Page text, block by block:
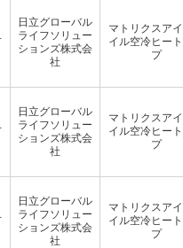
日立グローバル
ライフソリュー
ションズ株式会
社
マトリクスア
イル空冷ヒー
プ
日立グローバル
ライフソリュー
ションズ株式会
社
マトリクスア
イル空冷ヒー
プ
日立グローバル
ライフソリュー
ションズ株式会
社
マトリクスア
イル空冷ヒー
プ